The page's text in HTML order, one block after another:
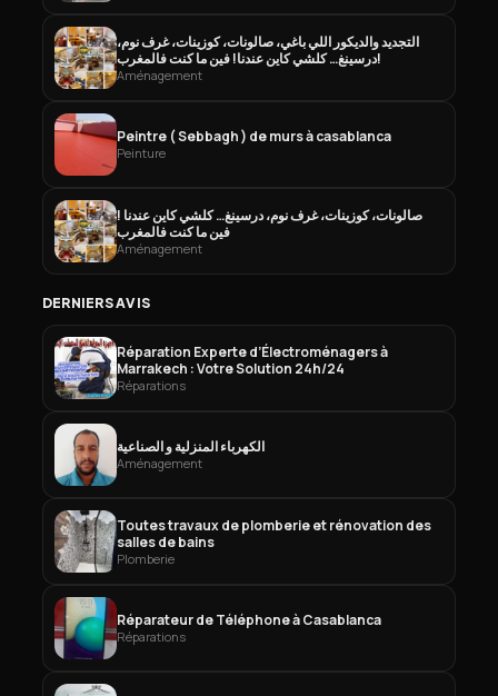
التجديد والديكور اللي باغي، صالونات، كوزينات، غرف نوم،
درسينغ… كلشي كاين عندنا! فين ما كنت فالمغرب!
Aménagement
Peintre ( Sebbagh ) de murs à casablanca
Peinture
صالونات، كوزينات، غرف نوم، درسينغ… كلشي كاين عندنا !
فين ما كنت فالمغرب
Aménagement
DERNIERS AVIS
Réparation Experte d’Électroménagers à
Marrakech : Votre Solution 24h/24
Réparations
الكهرباء المنزلية و الصناعية
Aménagement
Toutes travaux de plomberie et rénovation des
salles de bains
Plomberie
Réparateur de Téléphone à Casablanca
Réparations